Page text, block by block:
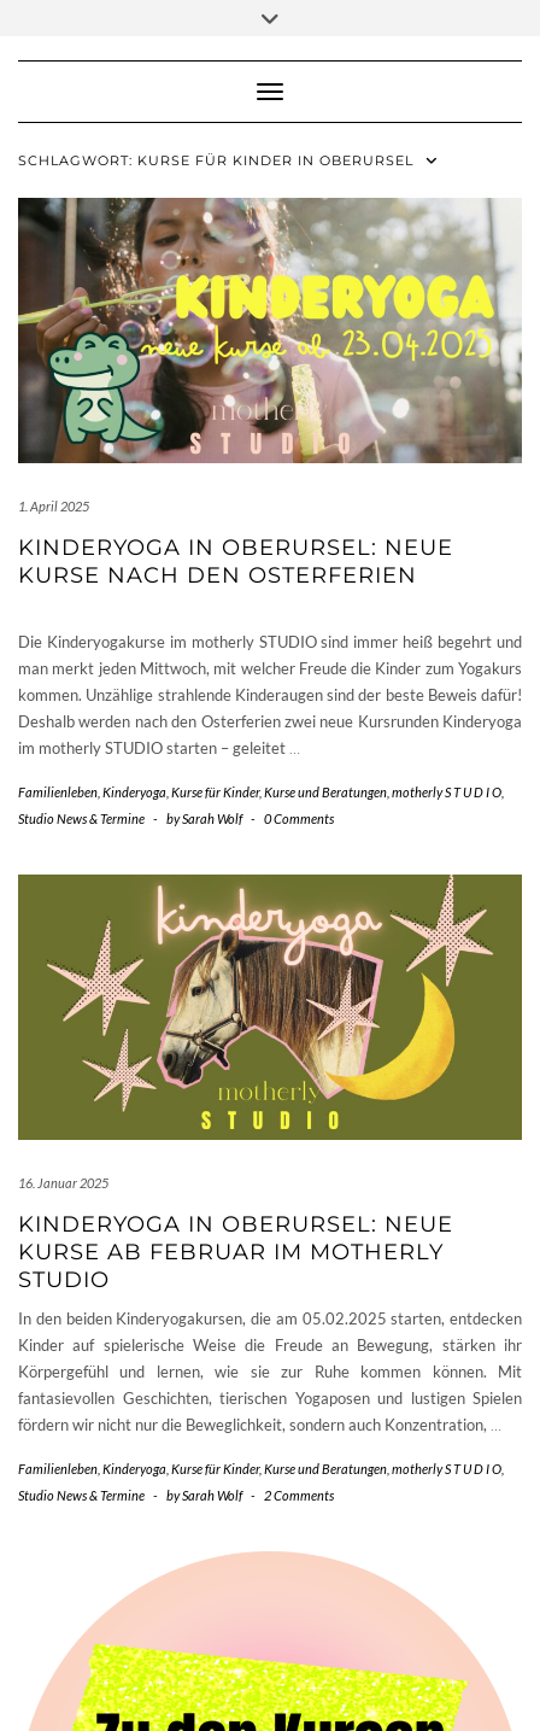
Toggle Navigation
SCHLAGWORT: KURSE FÜR KINDER IN OBERURSEL
1. April 2025
KINDERYOGA IN OBERURSEL: NEUE
KURSE NACH DEN OSTERFERIEN
Die Kinderyogakurse im motherly STUDIO sind immer heiß begehrt und
man merkt jeden Mittwoch, mit welcher Freude die Kinder zum Yogakurs
kommen. Unzählige strahlende Kinderaugen sind der beste Beweis dafür!
Deshalb werden nach den Osterferien zwei neue Kursrunden Kinderyoga
im motherly STUDIO starten – geleitet
Familienleben Kinderyoga Kurse für Kinder, Kurse und Beratungen motherly S T U D I O
Studio News & Termine - bySarah Wolf - 0 Comments
16. Januar 2025
KINDERYOGA IN OBERURSEL: NEUE
KURSE AB FEBRUAR IM MOTHERLY
STUDIO
In den beiden Kinderyogakursen, die am 05.02.2025 starten, entdecken
Kinder auf spielerische Weise die Freude an Bewegung, stärken ihr
Körpergefühl und lernen, wie sie zur Ruhe kommen können. Mit
fantasievollen Geschichten, tierischen Yogaposen und lustigen Spielen
fördern wir nicht nur die Beweglichkeit, sondern auch Konzentration,
Familienleben Kinderyoga Kurse für Kinder, Kurse und Beratungen motherly S T U D I O
Studio News & Termine - bySarah Wolf - 2 Comments